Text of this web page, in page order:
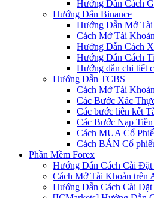
Hướng Dẫn Cách
Hướng Dẫn Binance
Hướng Dẫn Mở Tài
Cách Mở Tài
Hướng Dẫn Cách
Hướng Dẫn Cách
Hướng dẫn chi tiết
Hướng Dẫn TCBS
Cách Mở Tài
Các Bước Xác
Các bước liên kết
Các Bước Nạp
Cách MUA Cổ
Cách BÁN Cổ
Phần Mềm Forex
Hướng Dẫn Cách Cài
Cách Mở Tài Khoản trên
Hướng Dẫn Cách Cài